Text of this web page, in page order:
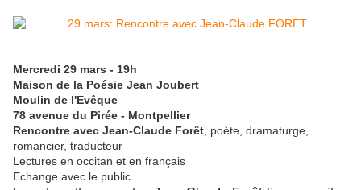
Mercredi 29 mars - 19h
Maison de la Poésie Jean Joubert
Moulin de l'Evêque
78 avenue du Pirée - Montpellier
Rencontre avec Jean-Claude Forêt , poète, dramaturge,
romancier, traducteur
Lectures en occitan et en français
Echange avec le public